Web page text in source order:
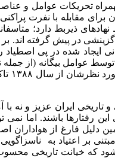
تحریکات عوامل و
مقابله با نفرت
ذیربط دارد؛
در پیش گرفته اند.
شده در پی اصطیاد
توسط عوامل بیگانه (از
تاریخی ایران عزیز و نه
این رفتارها باشند. اما
فارغ از هواداران
بر اعتیاد به
شود که خیانت تاریخی